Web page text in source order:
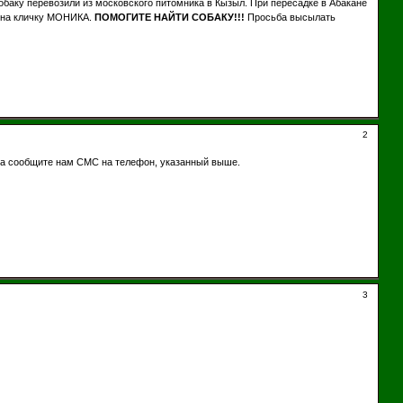
перевозили из московского питомника в Кызыл. При пересадке в Абакане
на кличку МОНИКА. ПОМОГИТЕ НАЙТИ СОБАКУ!!! Просьба высылать
2
сообщите нам СМС на телефон, указанный выше.
3